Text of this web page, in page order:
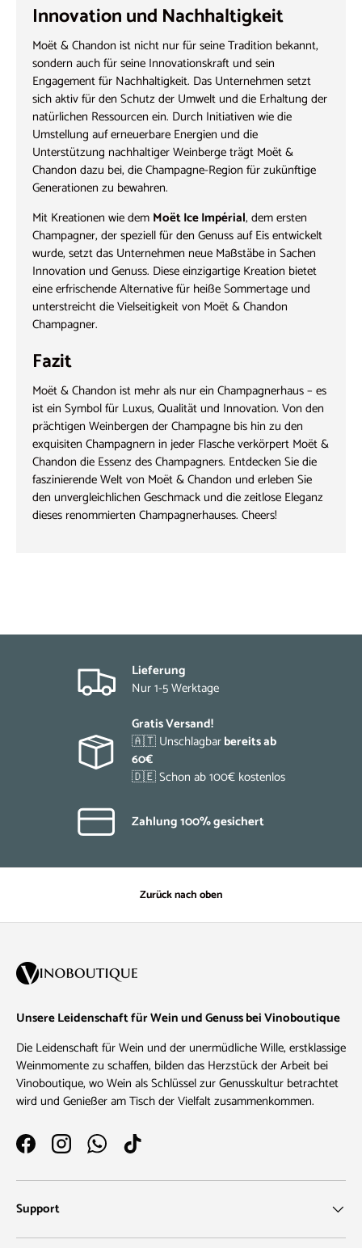
Innovation und Nachhaltigkeit
Moët & Chandon ist nicht nur für seine Tradition bekannt,
sondern auch für seine Innovationskraft und sein
Engagement für Nachhaltigkeit. Das Unternehmen setzt
sich aktiv für den Schutz der Umwelt und die Erhaltung der
natürlichen Ressourcen ein. Durch Initiativen wie die
Umstellung auf erneuerbare Energien und die
Unterstützung nachhaltiger Weinberge trägt Moët &
Chandon dazu bei, die Champagne-Region für zukünftige
Generationen zu bewahren.
Mit Kreationen wie dem Moët Ice Impérial, dem ersten
Champagner, der speziell für den Genuss auf Eis entwickelt
wurde, setzt das Unternehmen neue Maßstäbe in Sachen
Innovation und Genuss. Diese einzigartige Kreation bietet
eine erfrischende Alternative für heiße Sommertage und
unterstreicht die Vielseitigkeit von Moët & Chandon
Champagner.
Fazit
Moët & Chandon ist mehr als nur ein Champagnerhaus – es
ist ein Symbol für Luxus, Qualität und Innovation. Von den
prächtigen Weinbergen der Champagne bis hin zu den
exquisiten Champagnern in jeder Flasche verkörpert Moët &
Chandon die Essenz des Champagners. Entdecken Sie die
faszinierende Welt von Moët & Chandon und erleben Sie
den unvergleichlichen Geschmack und die zeitlose Eleganz
dieses renommierten Champagnerhauses. Cheers!
Lieferung
Nur 1-5 Werktage
Gratis Versand!
🇦🇹 Unschlagbarbereits ab
60€
🇩🇪 Schon ab 100€ kostenlos
Zahlung 100% gesichert
Zurück nach oben
Unsere Leidenschaft für Wein und Genuss bei Vinoboutique
Die Leidenschaft für Wein und der unermüdliche Wille, erstklassige
Weinmomente zu schaffen, bilden das Herzstück der Arbeit bei
Vinoboutique, wo Wein als Schlüssel zur Genusskultur betrachtet
wird und Genießer am Tisch der Vielfalt zusammenkommen.
FacebookInstagramWhatsAppTikTok
Support